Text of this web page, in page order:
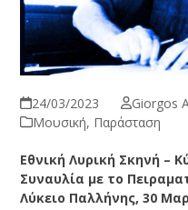
24/03/2023
Giorgos
Μουσική, Παράσταση
Εθνική Λυρική Σκηνή –
Συναυλία με το
Λύκειο Παλλήνης, 30